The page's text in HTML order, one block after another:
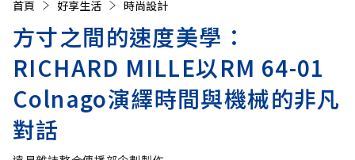
首頁 好享生活 時尚設計
方寸之間的速度美學：
RICHARD MILLE以RM 64-01
Colnago演繹時間與機械的非凡
對話